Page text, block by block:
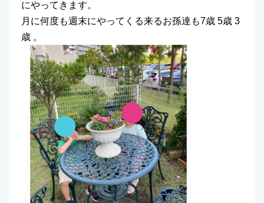
にやってきます。
月に何度も週末にやってくる来るお孫達も7歳 5歳 3
歳 。